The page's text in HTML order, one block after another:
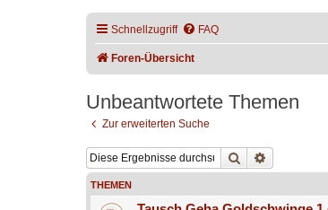
Schnellzugriff FAQ
Foren-Übersicht
Unbeantwortete Themen
Zur erweiterten Suche
Suche
THEMEN